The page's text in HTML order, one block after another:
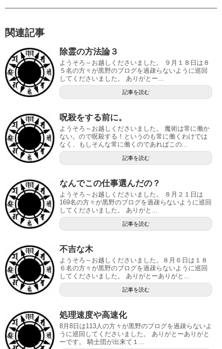
関連記事
除霊の方法論３
ようそろ～お越しくださいました。 ９月１８日は８
５名の方々が黒野のブログを過疎らないように巡回
してくださいました。 ありがとー...
記事を読む
呪殺をする前に。
ようそろ～お越しくださいました。 魔術は常に働か
ない。ので呪殺する！というのも常に働くわけでは
なく、もしそんな常に働くのであればこの...
記事を読む
なんでこの仕事選んだの？
ようそろ～お越しくださいました。 ８月２１日は
169名の方々が黒野のブログを過疎らないように巡回
してくださいました。 ありがと...
記事を読む
不吉な木
ようそろ～お越しくださいました。８月６日は１８
６名の方々が黒野のブログを過疎らないように巡回
してくださいました。 ありがとーありがと...
記事を読む
処理速度や高速化
8月8日は113人の方々が黒野のブログを過疎らないよ
うに巡回してくださいました。 ありがとーありがと
ーです。 騎士団が出来て１...